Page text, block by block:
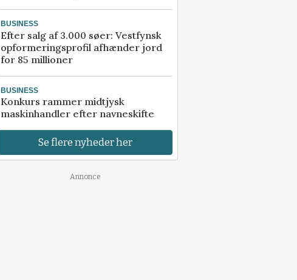
BUSINESS
Efter salg af 3.000 søer: Vestfynsk
opformeringsprofil afhænder jord
for 85 millioner
BUSINESS
Konkurs rammer midtjysk
maskinhandler efter navneskifte
Se flere nyheder her
Annonce